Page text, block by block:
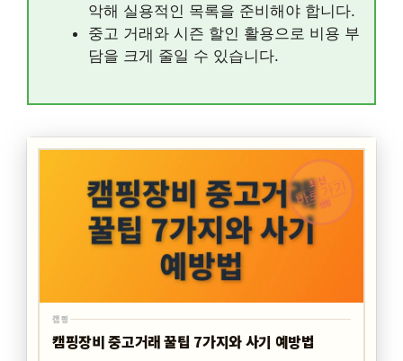
악해 실용적인 목록을 준비해야 합니다.
중고 거래와 시즌 할인 활용으로 비용 부
담을 크게 줄일 수 있습니다.
최신
바로가기
캠핑
캠핑
캠핑장비 중고거래 꿀팁 7가지와 사기 예방법